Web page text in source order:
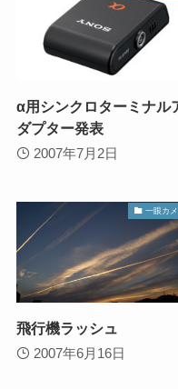
α用シンクロターミナル
ダプター発表
2007年7月2日
一眼カ
飛行機ラッシュ
2007年6月16日